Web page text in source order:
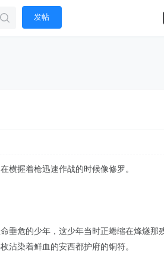
发帖
横握着枪迅速作战的时候像修罗。
垂危的少年，这少年当时正蜷缩在烽燧那
沾染着鲜血的安西都护府的铜符。